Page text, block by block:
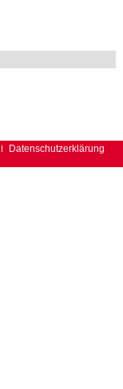
Datenschutzerklärung